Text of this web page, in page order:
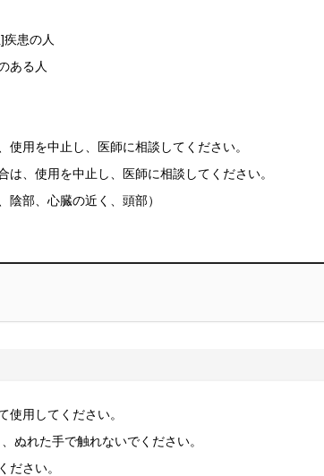
患の人
ある人
用を中止し、医師に相談してください。
、使用を中止し、医師に相談してください。
部、心臓の近く、頭部）
用してください。
ぬれた手で触れないでください。
ださい。